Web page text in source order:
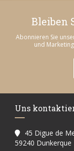
Bleiben
Abonnieren Sie
und
Uns
45 Digue de
59240 Dunkerque